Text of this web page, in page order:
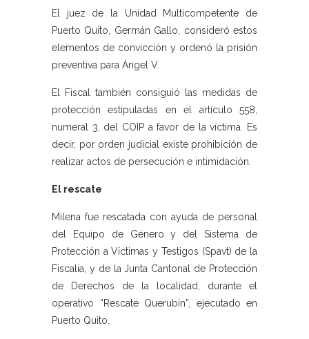
El juez de la Unidad Multicompetente de
Puerto Quito, Germán Gallo, consideró estos
elementos de convicción y ordenó la prisión
preventiva para Ángel V.
El Fiscal también consiguió las medidas de
protección estipuladas en el artículo 558,
numeral 3, del COIP a favor de la víctima. Es
decir, por orden judicial existe prohibición de
realizar actos de persecución e intimidación.
El rescate
Milena fue rescatada con ayuda de personal
del Equipo de Género y del Sistema de
Protección a Víctimas y Testigos (Spavt) de la
Fiscalía, y de la Junta Cantonal de Protección
de Derechos de la localidad, durante el
operativo “Rescate Querubín”, ejecutado en
Puerto Quito.